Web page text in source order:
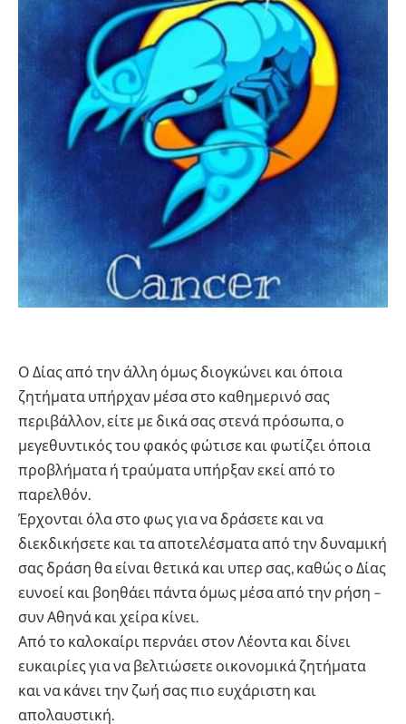
Ο Δίας από την άλλη όμως διογκώνει και όποια
ζητήματα υπήρχαν μέσα στο καθημερινό σας
περιβάλλον, είτε με δικά σας στενά πρόσωπα, ο
μεγεθυντικός του φακός φώτισε και φωτίζει όποια
προβλήματα ή τραύματα υπήρξαν εκεί από το
παρελθόν.
Έρχονται όλα στο φως για να δράσετε και να
διεκδικήσετε και τα αποτελέσματα από την δυναμική
σας δράση θα είναι θετικά και υπερ σας, καθώς ο Δίας
ευνοεί και βοηθάει πάντα όμως μέσα από την ρήση –
συν Αθηνά και χείρα κίνει.
Από το καλοκαίρι περνάει στον Λέοντα και δίνει
ευκαιρίες για να βελτιώσετε οικονομικά ζητήματα
και να κάνει την ζωή σας πιο ευχάριστη και
απολαυστική.